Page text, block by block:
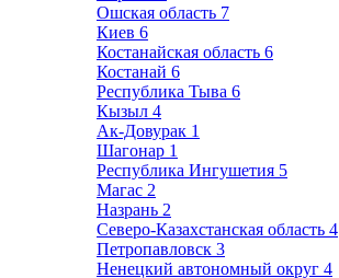
Ошская область 7
Киев 6
Костанайская область 6
Костанай 6
Республика Тыва 6
Кызыл 4
Ак-Довурак 1
Шагонар 1
Республика Ингушетия 5
Магас 2
Назрань 2
Северо-Казахстанская область 4
Петропавловск 3
Ненецкий автономный округ 4